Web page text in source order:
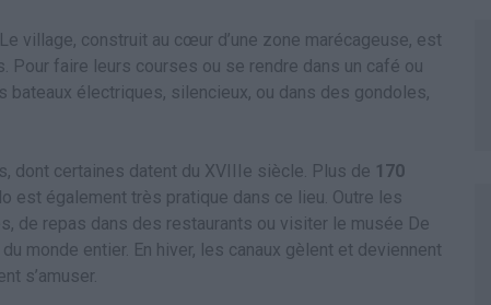
. Le village, construit au cœur d’une zone marécageuse, est
Pour faire leurs courses ou se rendre dans un café ou
bateaux électriques, silencieux, ou dans des gondoles,
dont certaines datent du XVIIIe siècle. Plus de 170
est également très pratique dans ce lieu. Outre les
de repas dans des restaurants ou visiter le musée De
monde entier. En hiver, les canaux gèlent et deviennent
s’amuser.